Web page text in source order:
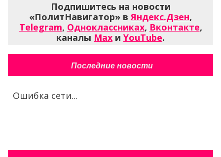
Подпишитесь на новости
«ПолитНавигатор» вЯндекс.Дзен,
Telegram, Одноклассниках, Вконтакте,
каналы Max и YouTube.
Последние новости
Ошибка сети...